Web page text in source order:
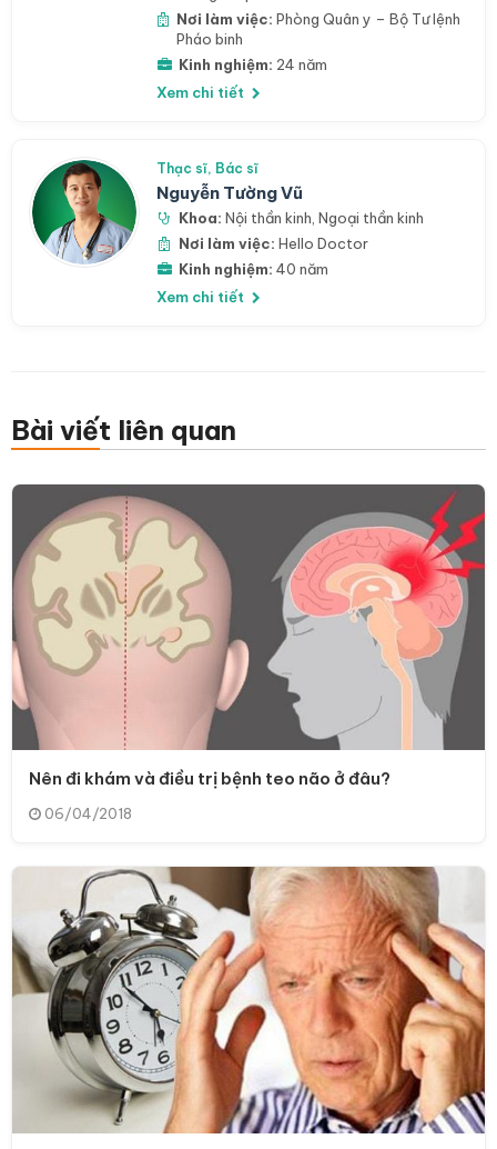
Nơi làm việc: Phòng Quân y – Bộ Tư lệnh
Pháo binh
Kinh nghiệm: 24 năm
Xem chi tiết
Thạc sĩ, Bác sĩ
Nguyễn Tường Vũ
Khoa: Nội thần kinh Ngoại thần kinh
Nơi làm việc: Hello Doctor
Kinh nghiệm: 40 năm
Xem chi tiết
Bài viết liên quan
Nên đi khám và điều trị bệnh teo não ở đâu?
06/04/2018